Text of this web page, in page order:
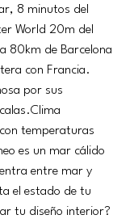
8 minutos del
World 20m del
80km de Barcelona
con Francia.
por sus
temperaturas
es un mar cálido
entre mar y
el estado de tu
tu diseño interior?